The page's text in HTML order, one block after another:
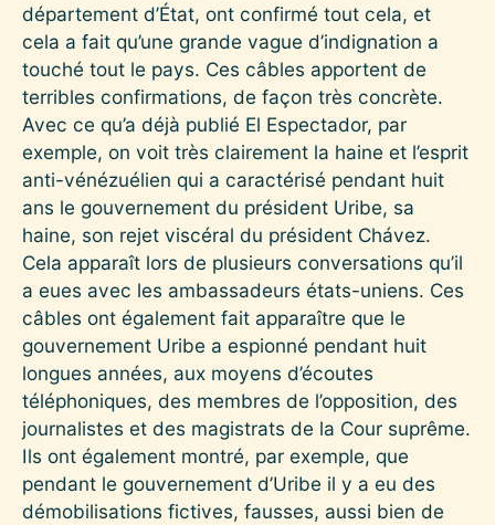
département d’État, ont confirmé tout cela, et
cela a fait qu’une grande vague d’indignation a
touché tout le pays. Ces câbles apportent de
terribles confirmations, de façon très concrète.
Avec ce qu’a déjà publié El Espectador, par
exemple, on voit très clairement la haine et l’esprit
anti-vénézuélien qui a caractérisé pendant huit
ans le gouvernement du président Uribe, sa
haine, son rejet viscéral du président Chávez.
Cela apparaît lors de plusieurs conversations qu’il
a eues avec les ambassadeurs états-uniens. Ces
câbles ont également fait apparaître que le
gouvernement Uribe a espionné pendant huit
longues années, aux moyens d’écoutes
téléphoniques, des membres de l’opposition, des
journalistes et des magistrats de la Cour suprême.
Ils ont également montré, par exemple, que
pendant le gouvernement d’Uribe il y a eu des
démobilisations fictives, fausses, aussi bien de